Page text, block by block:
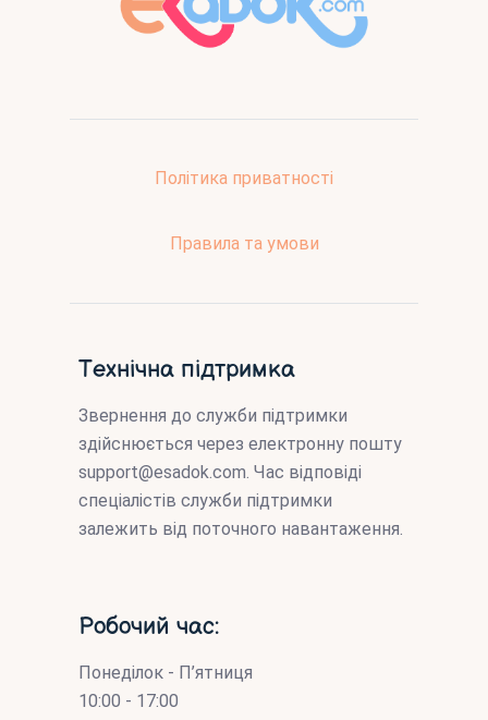
Політика приватності
Правила та умови
Технічна підтримка
Звернення до служби підтримки
здійснюється через електронну пошту
support@esadok.com . Час відповіді
спеціалістів служби підтримки
залежить від поточного навантаження.
Робочий час:
Понеділок - П’ятниця
10:00 - 17:00